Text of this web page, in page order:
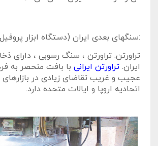
:سنگهای بعدی ایران (دستگاه ابزار
تراورتن: تراورتن ، سنگ رسوبی ، دارای
ایران. تراورتن ایرانی با بافت منحصر به
عجیب و غریب تقاضای زیادی در
اتحادیه اروپا و ایالات متحده دارد.